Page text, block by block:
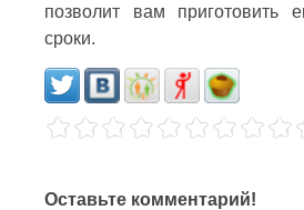
позволит вам приготовить
сроки.
Оставьте комментарий!